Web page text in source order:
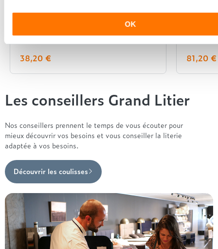
OK
Oreiller Lestra Évolution
38,20 € 81,20 €
Les conseillers Grand Litier
Nos conseillers prennent le temps de vous écouter pour
mieux découvrir vos besoins et vous conseiller la literie
adaptée à vos besoins.
Découvrir les coulisses